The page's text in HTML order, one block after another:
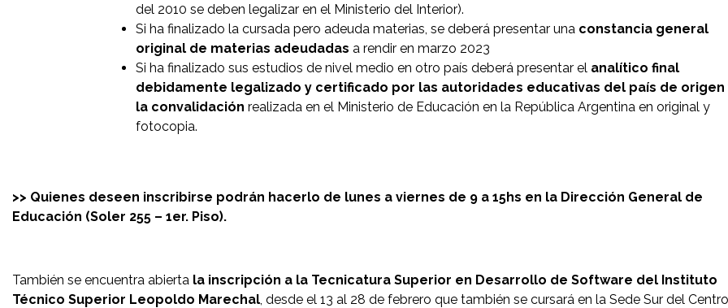
del 2010 se deben legalizar en el Ministerio del Interior).
Si ha finalizado la cursada pero adeuda materias, se deberá presentar una constancia general
original de materias adeudadas a rendir en marzo 2023
Si ha finalizado sus estudios de nivel medio en otro país deberá presentar el analítico final
debidamente legalizado y certificado por las autoridades educativas del país de origen
la convalidación realizada en el Ministerio de Educación en la República Argentina en original y
fotocopia.
>> Quienes deseen inscribirse podrán hacerlo de lunes a viernes de 9 a 15hs en la Dirección General de
Educación (Soler 255 – 1er. Piso).
También se encuentra abierta la inscripción a la Tecnicatura Superior en Desarrollo de Software del Instituto
Técnico Superior Leopoldo Marechal, desde el 13 al 28 de febrero que también se cursará en la Sede Sur del Centro